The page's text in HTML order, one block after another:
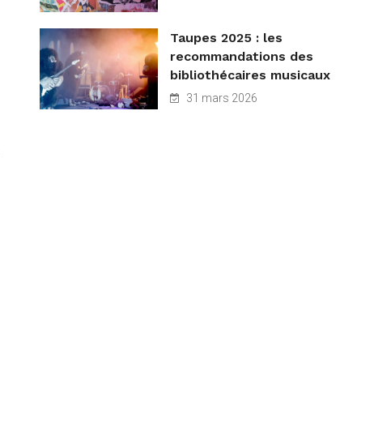
Taupes 2025 : les
recommandations des
bibliothécaires musicaux
31 mars 2026